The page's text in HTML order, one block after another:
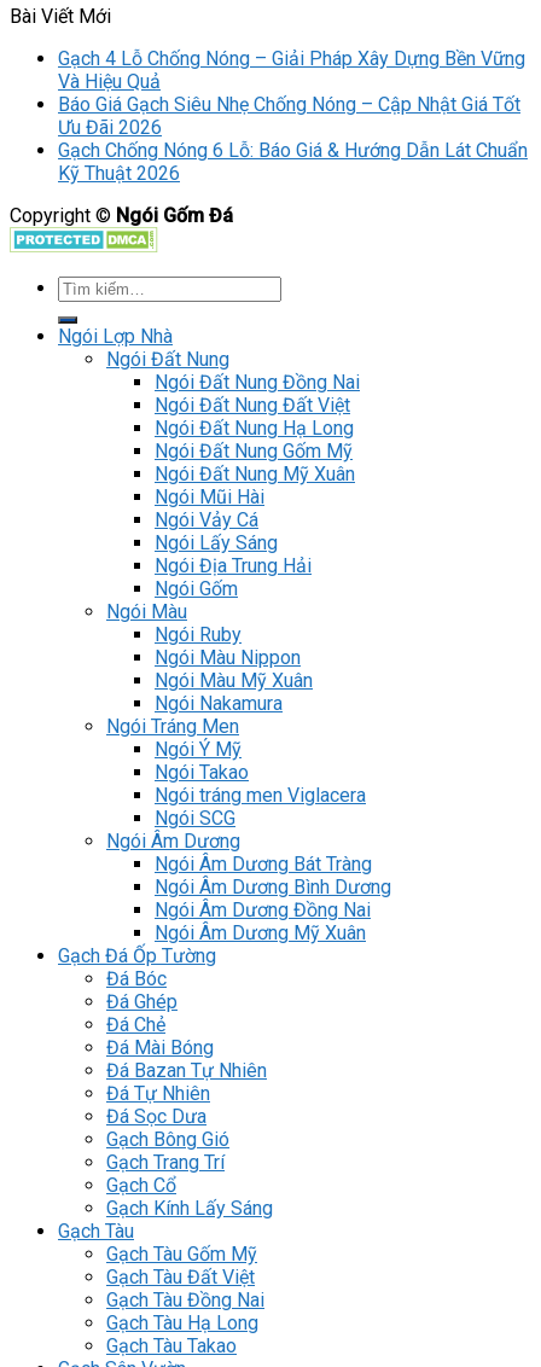
Bài Viết Mới
Gạch 4 Lỗ Chống Nóng – Giải Pháp Xây Dựng Bền Vững
Và Hiệu Quả
Báo Giá Gạch Siêu Nhẹ Chống Nóng – Cập Nhật Giá Tốt
Ưu Đãi 2026
Gạch Chống Nóng 6 Lỗ: Báo Giá & Hướng Dẫn Lát Chuẩn
Kỹ Thuật 2026
Copyright © Ngói Gốm Đá
Ngói Lợp Nhà
Ngói Đất Nung
Ngói Đất Nung Đồng Nai
Ngói Đất Nung Đất Việt
Ngói Đất Nung Hạ Long
Ngói Đất Nung Gốm Mỹ
Ngói Đất Nung Mỹ Xuân
Ngói Mũi Hài
Ngói Vảy Cá
Ngói Lấy Sáng
Ngói Địa Trung Hải
Ngói Gốm
Ngói Màu
Ngói Ruby
Ngói Màu Nippon
Ngói Màu Mỹ Xuân
Ngói Nakamura
Ngói Tráng Men
Ngói Ý Mỹ
Ngói Takao
Ngói tráng men Viglacera
Ngói SCG
Ngói Âm Dương
Ngói Âm Dương Bát Tràng
Ngói Âm Dương Bình Dương
Ngói Âm Dương Đồng Nai
Ngói Âm Dương Mỹ Xuân
Gạch Đá Ốp Tường
Đá Bóc
Đá Ghép
Đá Chẻ
Đá Mài Bóng
Đá Bazan Tự Nhiên
Đá Tự Nhiên
Đá Sọc Dưa
Gạch Bông Gió
Gạch Trang Trí
Gạch Cổ
Gạch Kính Lấy Sáng
Gạch Tàu
Gạch Tàu Gốm Mỹ
Gạch Tàu Đất Việt
Gạch Tàu Đồng Nai
Gạch Tàu Hạ Long
Gạch Tàu Takao